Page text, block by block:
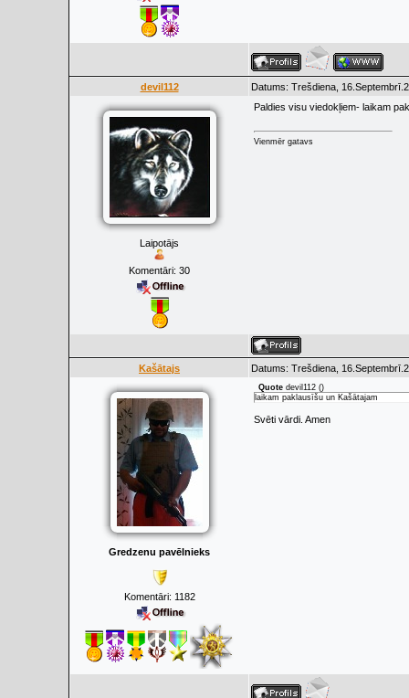
devil112 Datums: Trešdiena,
Laipotājs
Komentāri: 30
Paldies visu viedokļiem- laikam
Vienmēr gatavs
Kašātajs Datums: Trešdiena,
Gredzenu pavēlnieks
Komentāri: 1182
Quote devil112 ()
laikam paklausīšu un Kašātajam
Svēti vārdi. Amen